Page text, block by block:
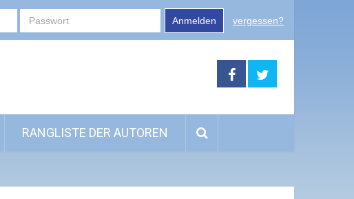
Anmelden vergessen?
RANGLISTE DER AUTOREN